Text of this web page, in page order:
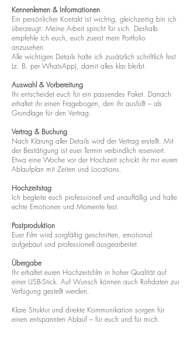
Kennenlernen & Informationen
Ein persönlicher Kontakt ist wichtig, gleichzeitig bin ich
überzeugt: Meine Arbeit spricht für sich. Deshalb
empfehle ich euch, euch zuerst mein Portfolio
anzusehen.
Alle wichtigen Details halte ich zusätzlich schriftlich fest
(z. B. per WhatsApp), damit alles klar bleibt.
Auswahl & Vorbereitung
Ihr entscheidet euch für ein passendes Paket. Danach
erhaltet ihr einen Fragebogen, den ihr ausfüllt – als
Grundlage für den Vertrag.
Vertrag & Buchung
Nach Klärung aller Details wird der Vertrag erstellt. Mit
der Bestätigung ist euer Termin verbindlich reserviert.
Etwa eine Woche vor der Hochzeit schickt ihr mir euren
Ablaufplan mit Zeiten und Locations.
Hochzeitstag
Ich begleite euch professionell und unauffällig und halte
echte Emotionen und Momente fest.
Postproduktion
Euer Film wird sorgfältig geschnitten, emotional
aufgebaut und professionell ausgearbeitet.
Übergabe
Ihr erhaltet euren Hochzeitsfilm in hoher Qualität auf
einer USB-Stick. Auf Wunsch können auch Rohdaten zur
Verfügung gestellt werden.
Klare Struktur und direkte Kommunikation sorgen für
einen entspannten Ablauf – für euch und für mich.